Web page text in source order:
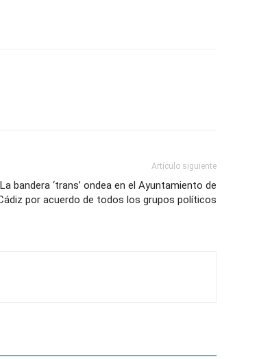
Artículo siguiente
La bandera ‘trans’ ondea en el Ayuntamiento de
por acuerdo de todos los grupos políticos